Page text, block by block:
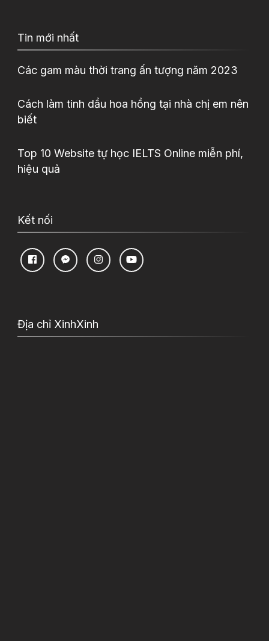
Tin mới nhất
Các gam màu thời trang ấn tượng năm 2023
Cách làm tinh dầu hoa hồng tại nhà chị em nên
biết
Top 10 Website tự học IELTS Online miễn phí,
hiệu quả
Kết nối
Địa chỉ XinhXinh